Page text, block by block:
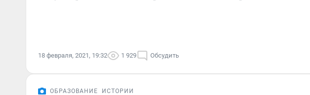
18 февраля, 2021, 19:32 1 929 Обсудить
ОБРАЗОВАНИЕ ИСТОРИИ